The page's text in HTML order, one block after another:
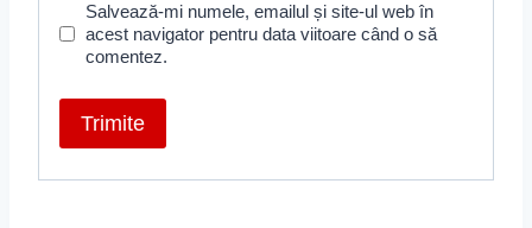
Salvează-mi numele, emailul și site-ul web în
acest navigator pentru data viitoare când o să
comentez.